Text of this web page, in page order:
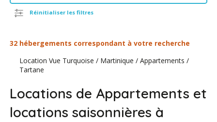
Réinitialiser les filtres
32 hébergements correspondant à votre recherche
Location Vue Turquoise / Martinique / Appartements /
Tartane
Locations de Appartements et
locations saisonnières à